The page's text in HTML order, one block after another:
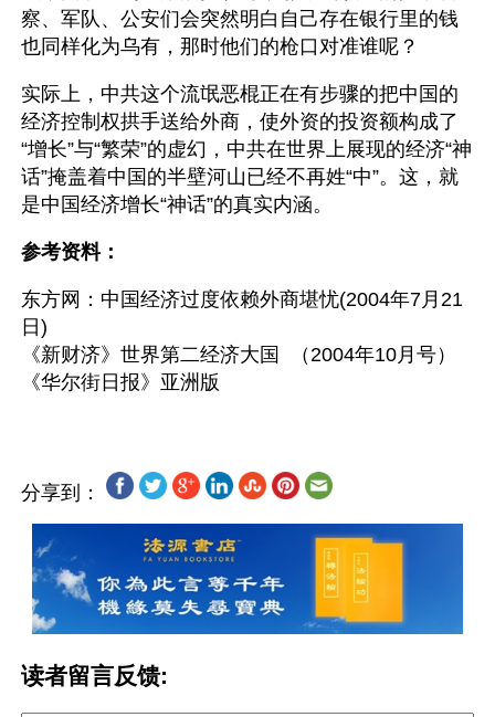
察、军队、公安们会突然明白自己存在银行里的钱
也同样化为乌有，那时他们的枪口对准谁呢？
实际上，中共这个流氓恶棍正在有步骤的把中国的
经济控制权拱手送给外商，使外资的投资额构成了
“增长”与“繁荣”的虚幻，中共在世界上展现的经济“神
话”掩盖着中国的半壁河山已经不再姓“中”。这，就
是中国经济增长“神话”的真实内涵。
参考资料：
东方网：中国经济过度依赖外商堪忧(2004年7月21
日)
《新财济》世界第二经济大国  （2004年10月号）
分享到：
读者留言反馈: